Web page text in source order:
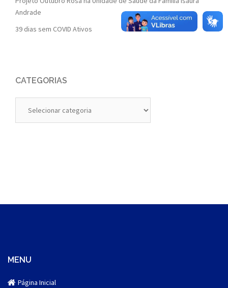
Andrade
39 dias sem COVID Ativos
CATEGORIAS
MENU
Página Inicial